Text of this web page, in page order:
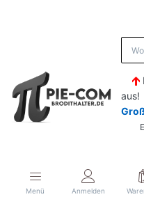
Menü Anmelden